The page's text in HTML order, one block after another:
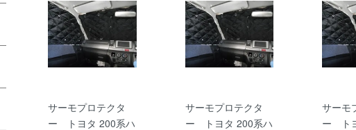
サーモプロテクタ
ー トヨタ 200系ハ
サーモプロテクタ
ー トヨタ 200系ハ
サーモ
ー ト